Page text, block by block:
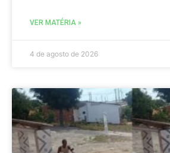
VER MATÉRIA »
4 de agosto de 2026